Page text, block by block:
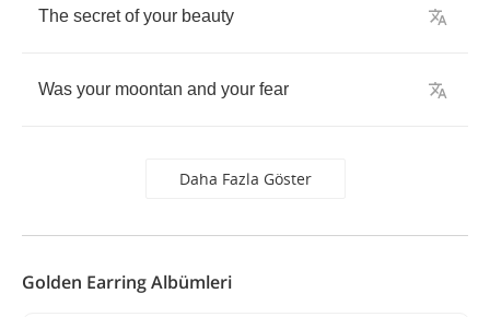
The secret of your beauty
Was your moontan and your fear
Daha Fazla Göster
Golden Earring Albümleri